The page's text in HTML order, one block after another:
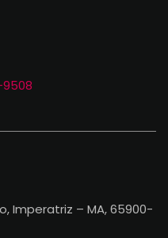
Imperatriz – MA, 65900-